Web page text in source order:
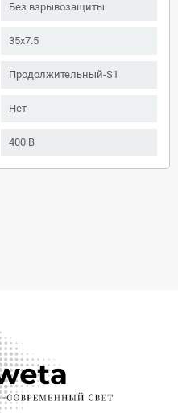
Без взрывозащиты
35x7.5
Продолжительный-S1
Нет
400 В